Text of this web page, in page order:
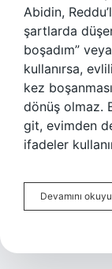
Abidin,
şartlarda
boşadım”
kullanırsa,
kez
dönüş olmaz.
git, evimden
ifadeler
Devamını